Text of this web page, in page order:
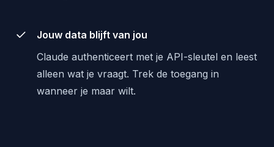
Jouw data blijft van jou
Claude authenticeert met je API-sleutel en leest
alleen wat je vraagt. Trek de toegang in
wanneer je maar wilt.